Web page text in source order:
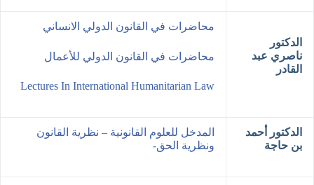
الدكتور
ناصري عبد
القادر
محاضرات في القانون الدولي الانساني
محاضرات في القانون الدولي للأعمال
Lectures In International Humanitarian Law
الدكتور أحمد
بن حاجة
المدخل للعلوم القانونية – نظرية القانون
ونظرية الحق-